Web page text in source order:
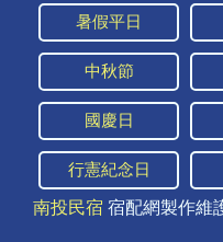
內容：
私密留言，
回覆：
您好：是的
訪客：
黃琪
主題：
停車
內容：
私密留言，
回覆：
您好，我們
停車場（
暑假平日
中秋節
國慶日
行憲紀念日
南投民宿 宿配網製作維